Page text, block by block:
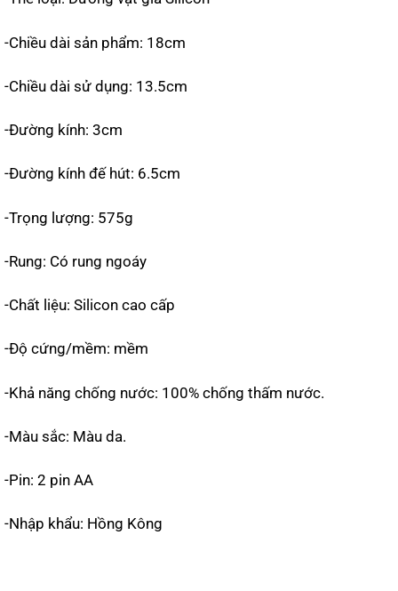
-Chiều dài sản phẩm: 18cm
-Chiều dài sử dụng: 13.5cm
-Đường kính: 3cm
-Đường kính đế hút: 6.5cm
-Trọng lượng: 575g
-Rung: Có rung ngoáy
-Chất liệu: Silicon cao cấp
-Độ cứng/mềm: mềm
-Khả năng chống nước: 100% chống thấm nước.
-Màu sắc: Màu da.
-Pin: 2 pin AA
-Nhập khẩu: Hồng Kông